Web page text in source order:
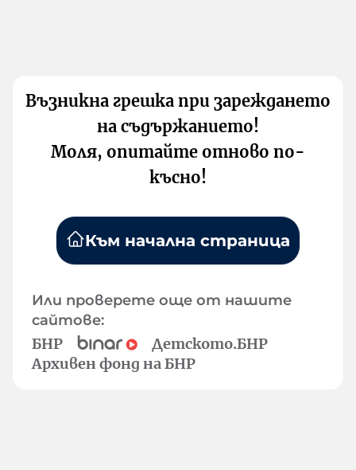
Възникна грешка при зареждането
на съдържанието!
Моля, опитайте отново по-
късно!
Към начална страница
Или проверете още от нашите
сайтове:
БНР
Детското.БНР
Архивен фонд на БНР